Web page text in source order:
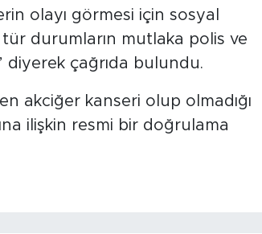
olayı görmesi için sosyal
durumların mutlaka polis ve
diyerek çağrıda bulundu.
akciğer kanseri olup olmadığı
ilişkin resmi bir doğrulama